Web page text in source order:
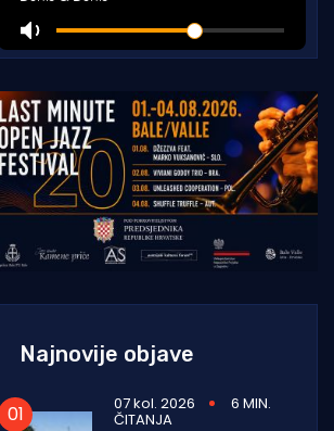
Najnovije objave
07 kol. 2026 6 MIN.
ČITANJA